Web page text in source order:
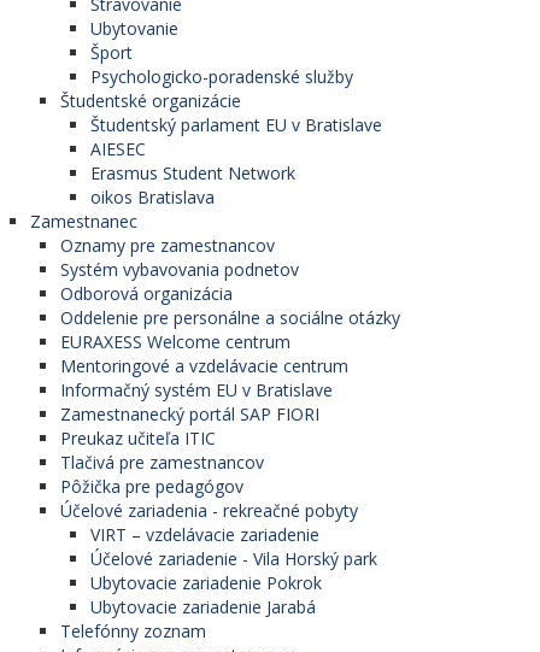
Ubytovanie
Šport
Psychologicko-poradenské služby
Študentské organizácie
Študentský parlament EU v Bratislave
AIESEC
Erasmus Student Network
oikos Bratislava
Zamestnanec
Oznamy pre zamestnancov
Systém vybavovania podnetov
Odborová organizácia
Oddelenie pre personálne a sociálne otázky
EURAXESS Welcome centrum
Mentoringové a vzdelávacie centrum
Informačný systém EU v Bratislave
Zamestnanecký portál SAP FIORI
Preukaz učiteľa ITIC
Tlačivá pre zamestnancov
Pôžička pre pedagógov
Účelové zariadenia - rekreačné pobyty
VIRT – vzdelávacie zariadenie
Účelové zariadenie - Vila Horský park
Ubytovacie zariadenie Pokrok
Ubytovacie zariadenie Jarabá
Telefónny zoznam